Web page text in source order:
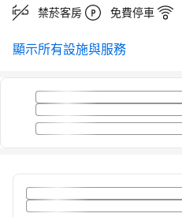
禁菸客房 免費停車
顯示所有設施與服務